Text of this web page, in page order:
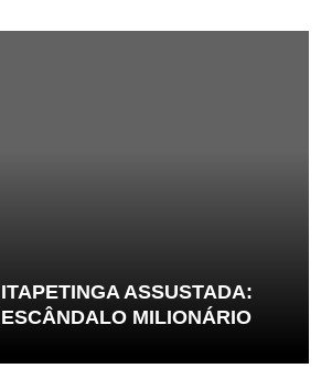
ITAPETINGA ASSUSTADA:
ESCÂNDALO MILIONÁRIO